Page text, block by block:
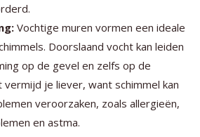
Vochtige muren vormen een ideale
Doorslaand vocht kan leiden
op de gevel en zelfs op de
vermijd je liever, want schimmel kan
veroorzaken, zoals allergieën,
en astma.